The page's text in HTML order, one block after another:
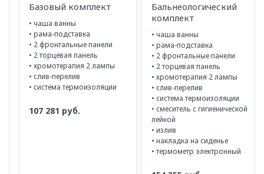
Базовый комплект
• чаша ванны
• рама-подставка
• 2 фронтальные панели
• 2 торцевая панель
• хромотерапия 2 лампы
• слив-перелив
• система термоизоляции
107 281 руб.
Бальнеологический
комплект
• чаша ванны
• рама-подставка
• 2 фронтальные панели
• 2 торцевая панель
• хромотерапия 2 лампы
• слив-перелив
• система термоизоляции
• смеситель с гигиенической
лейкой
• излив
• накладка на сиденье
• термометр электронный